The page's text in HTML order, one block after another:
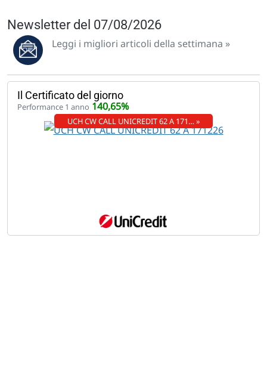
Newsletter del 07/08/2026
Leggi i migliori articoli della settimana »
Il Certificato del giorno
Performance 1 anno 140,65%
UCH CW CALL UNICREDIT 62 A 171… »